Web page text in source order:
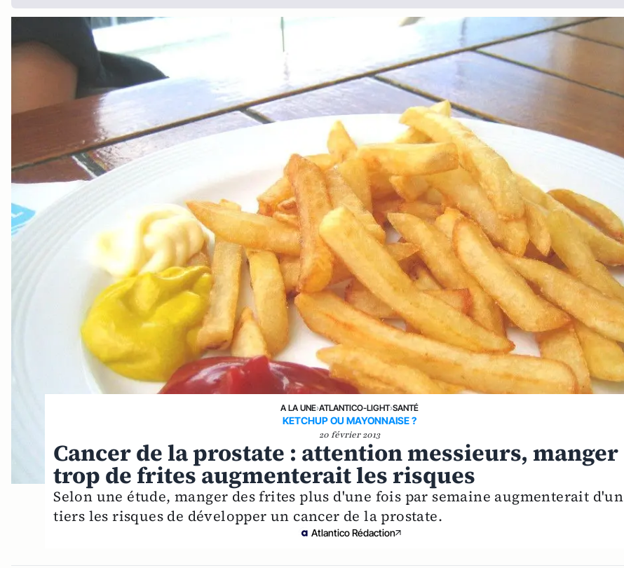
A LA UNE›ATLANTICO-LIGHT›SANTÉ
KETCHUP OU MAYONNAISE ?
20 février 2013
Cancer de la prostate : attention messieurs, manger
trop de frites augmenterait les risques
Selon une étude, manger des frites plus d'une fois par semaine augmenterait d'un
tiers les risques de développer un cancer de la prostate.
Atlantico Rédaction